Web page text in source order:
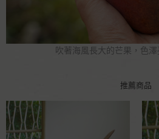
吹著海風長大的芒果，色
推薦商品